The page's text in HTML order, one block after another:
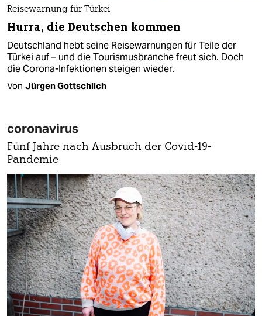
Reisewarnung für Türkei
Hurra, die Deutschen kommen
Deutschland hebt seine Reisewarnungen für Teile der
Türkei auf – und die Tourismusbranche freut sich. Doch
die Corona-Infektionen steigen wieder.
Von Jürgen Gottschlich
coronavirus
Fünf Jahre nach Ausbruch der Covid-19-
Pandemie